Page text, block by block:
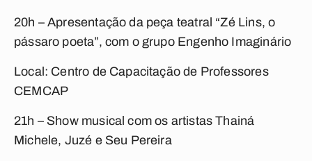
20h – Apresentação da peça teatral “Zé Lins, o
pássaro poeta”, com o grupo Engenho Imaginário
Local: Centro de Capacitação de Professores
CEMCAP
21h – Show musical com os artistas Thainá
Michele, Juzé e Seu Pereira